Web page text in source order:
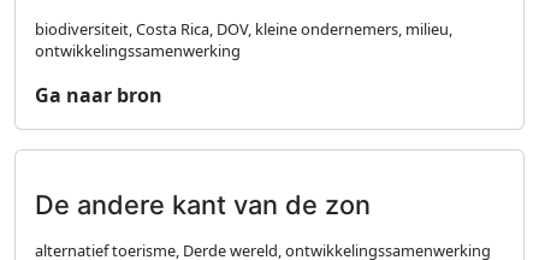
biodiversiteit, Costa Rica, DOV, kleine ondernemers, milieu,
ontwikkelingssamenwerking
Ga naar bron
De andere kant van de zon
alternatief toerisme, Derde wereld, ontwikkelingssamenwerking